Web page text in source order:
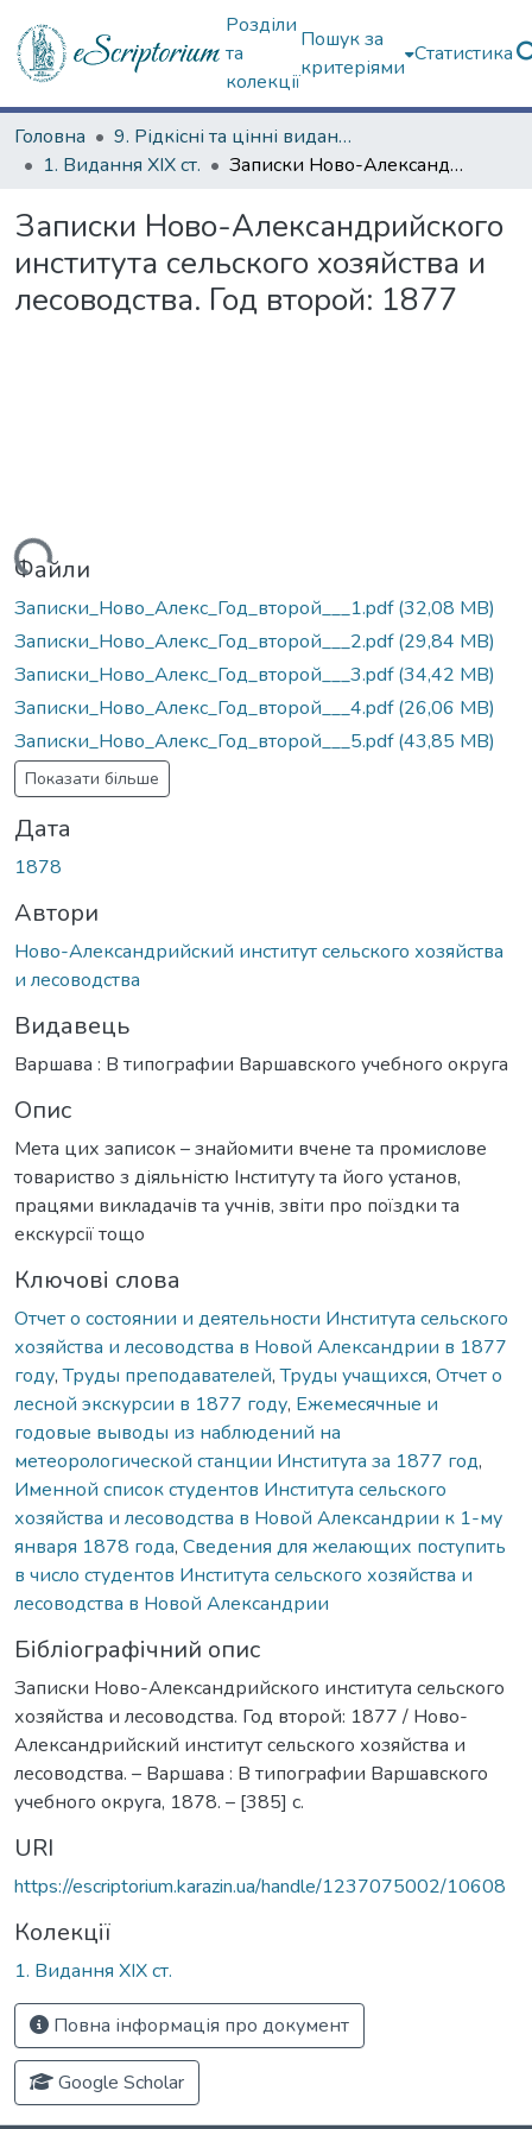
Розділи
та
колекції
Пошук за
критеріями
Статистика
Головна
9. Рідкісні та цінні видання
1. Видання ХІХ ст.
Записки Ново-Александрийского института сельского хозяйства и лесоводства. Год второй: 1877
Записки Ново-Александрийского
института сельского хозяйства и
лесоводства. Год второй: 1877
Файли
Записки_Ново_Алекс_Год_второй___1.pdf(32,08 MB)
Записки_Ново_Алекс_Год_второй___2.pdf(29,84 MB)
Записки_Ново_Алекс_Год_второй___3.pdf(34,42 MB)
Записки_Ново_Алекс_Год_второй___4.pdf(26,06 MB)
Записки_Ново_Алекс_Год_второй___5.pdf(43,85 MB)
Показати більше
Дата
1878
Автори
Ново-Александрийский институт сельского хозяйства
и лесоводства
Видавець
Варшава : В типографии Варшавского учебного округа
Опис
Мета цих записок – знайомити вчене та промислове
товариство з діяльністю Інституту та його установ,
працями викладачів та учнів, звіти про поїздки та
екскурсії тощо
Ключові слова
Отчет о состоянии и деятельности Института сельского
хозяйства и лесоводства в Новой Александрии в 1877
году,Труды преподавателей,Труды учащихся, Отчет о
лесной экскурсии в 1877 году, Ежемесячные и
годовые выводы из наблюдений на
метеорологической станции Института за 1877 год,
Именной список студентов Института сельского
хозяйства и лесоводства в Новой Александрии к 1-му
января 1878 года, Сведения для желающих поступить
в число студентов Института сельского хозяйства и
лесоводства в Новой Александрии
Бібліографічний опис
Записки Ново-Александрийского института сельского
хозяйства и лесоводства. Год второй: 1877 / Ново-
Александрийский институт сельского хозяйства и
лесоводства. – Варшава : В типографии Варшавского
учебного округа, 1878. – [385] с.
URI
https://escriptorium.karazin.ua/handle/1237075002/10608
Колекції
1. Видання ХІХ ст.
Повна інформація про документ
Google Scholar